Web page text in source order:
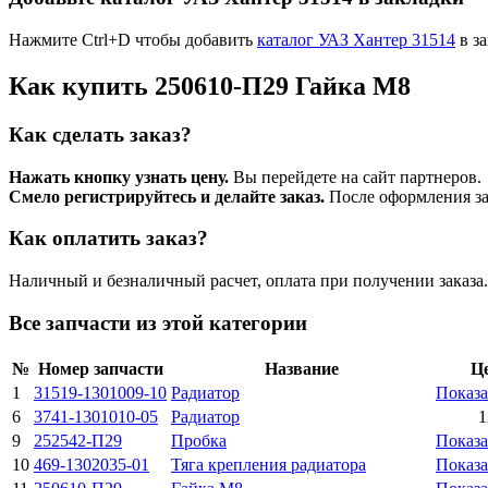
Нажмите Ctrl+D чтобы добавить каталог УАЗ Хантер 31514 в
Как купить 250610-П29 Гайка М8
Как сделать заказ?
Нажать кнопку узнать цену. Вы перейдете на сайт партнеров.
Смело регистрируйтесь и делайте заказ. После оформления
Как оплатить заказ?
Наличный и безналичный расчет, оплата при получении
Все запчасти из этой категории
№ Номер запчасти Название
1
31519-1301009-10 Радиатор
6
3741-1301010-05 Радиатоp
9
252542-П29 Пробка
10 469-1302035-01 Тяга кpепления pадиатоpа